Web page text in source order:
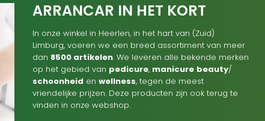
ARRANCAR IN HET KORT
In onze winkel in Heerlen, in het hart van (Zuid)
Limburg, voeren we een breed assortiment van meer
dan 8500 artikelen. We leveren alle bekende merken
op het gebied van pedicure, manicure beauty/
schoonheid en wellness, tegen de meest
vriendelijke prijzen. Deze producten zijn ook terug te
vinden in onze webshop.